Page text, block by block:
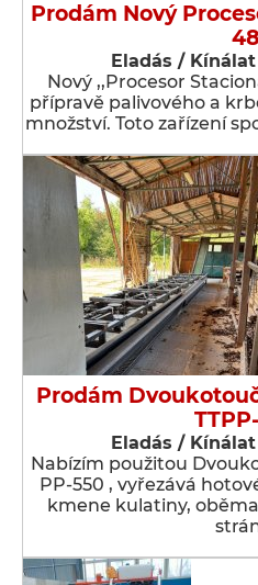
Prodám Nový
48
Eladás /
Nový ,,Procesor
přípravě palivového a
množství. Toto zařízení
Prodám
Eladás /
Nabízím použitou
PP-550 , vyřezává
kmene kulatiny,